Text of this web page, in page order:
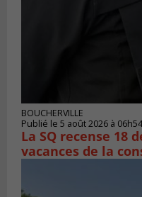
BOUCHERVILLE
Publié le 5 août 2026 à 06h54
La SQ recense 18
vacances de la